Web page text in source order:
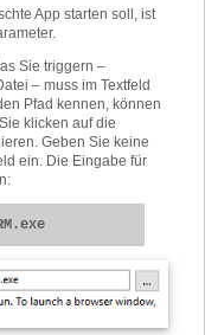
App starten soll, ist
Sie triggern –
– muss im Textfeld
Pfad kennen, können
klicken auf die
Geben Sie keine
ein. Die Eingabe für